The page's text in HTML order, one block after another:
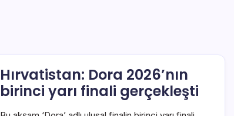
Hırvatistan: Dora 2026’nın
birinci yarı finali gerçekleşti